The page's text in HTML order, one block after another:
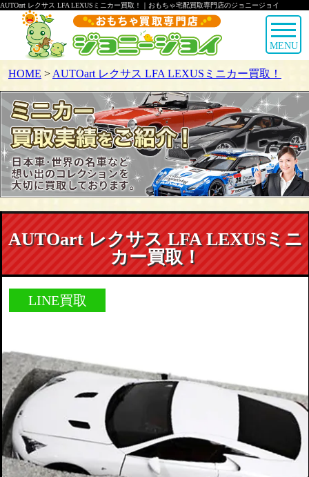
AUTOart レクサス LFA LEXUSミニカー買取！｜おもちゃ宅配買取専門店のジョニージョイ
MENU
HOME > AUTOart レクサス LFA LEXUSミニカー買取！
AUTOart レクサス LFA LEXUSミニ
カー買取！
LINE買取